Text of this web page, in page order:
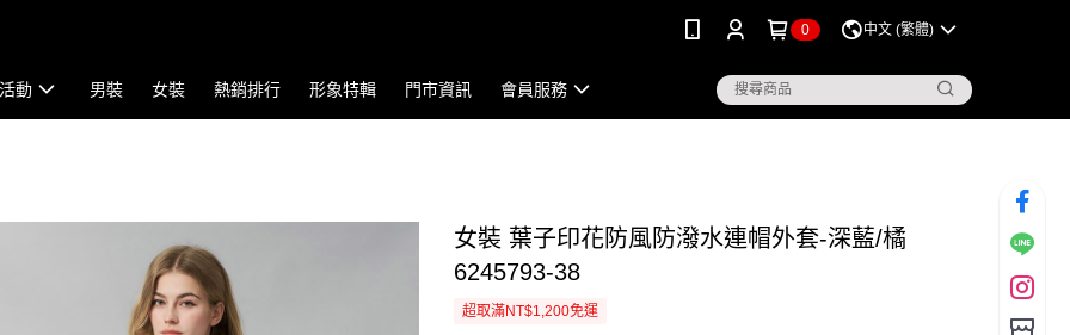
0 中文 (繁體)
動 男裝 女裝 熱銷排行 形象特輯 門市資訊 會員服務
女裝 葉子印花防風防潑水連帽外套-深藍/橘
6245793-38
超取滿NT$1,200免運